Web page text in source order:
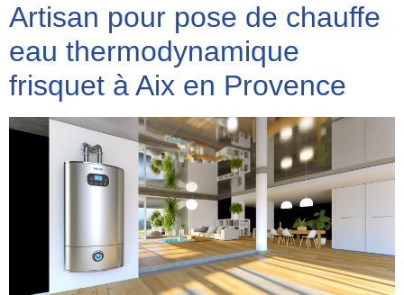
Artisan pour pose de chauffe
eau thermodynamique
frisquet à Aix en Provence